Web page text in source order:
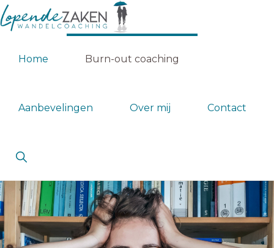
Spring
naar
Door
naar
WANDELCOACHING
Claudia
Leent
Home Burn-out coaching
Aanbevelingen Over mij Contact
Show
Search